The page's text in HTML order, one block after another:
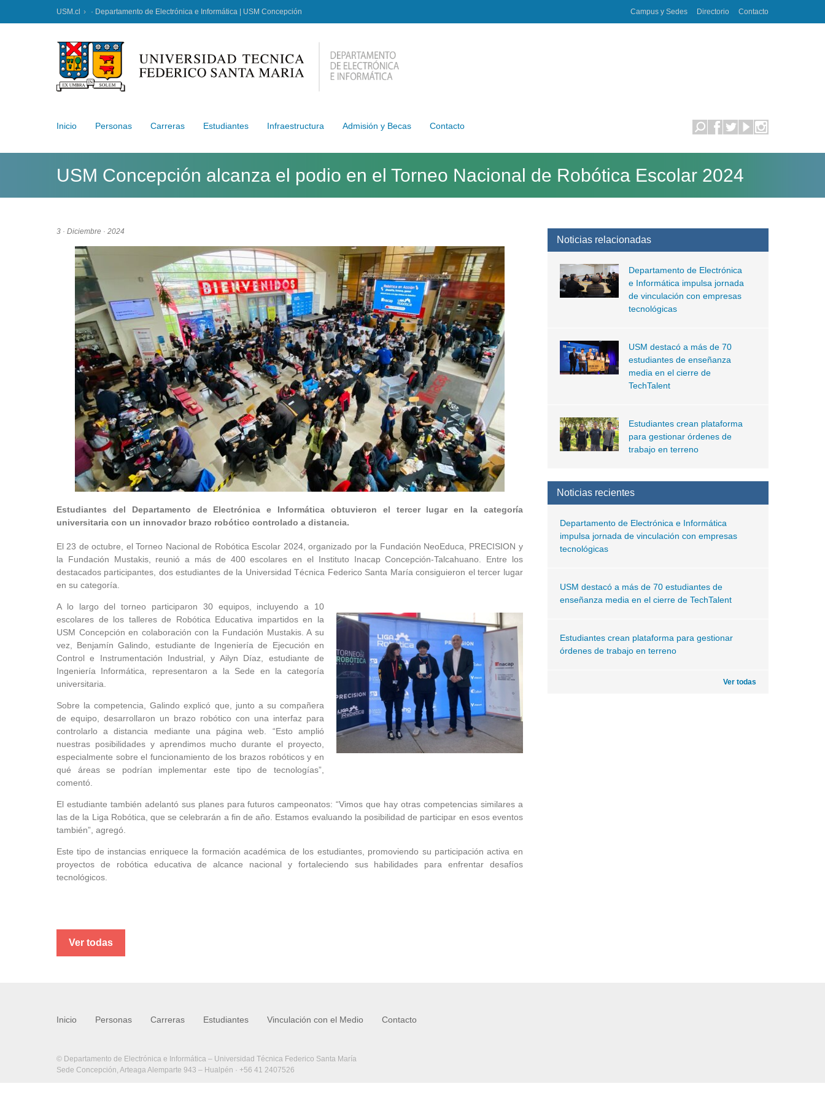
USM.cl · Departamento de Electrónica e Informática | USM Concepción Campus y Sedes Directorio Contacto
Inicio Personas Carreras Estudiantes Infraestructura Admisión y Becas Contacto
USM Concepción alcanza el podio en el Torneo Nacional de Robótica Escolar 2024
3 · Diciembre · 2024
Estudiantes del Departamento de Electrónica e Informática obtuvieron el tercer lugar en la categoría
universitaria con un innovador brazo robótico controlado a distancia.
El 23 de octubre, el Torneo Nacional de Robótica Escolar 2024, organizado por la Fundación NeoEduca, PRECISION y
la Fundación Mustakis, reunió a más de 400 escolares en el Instituto Inacap Concepción-Talcahuano. Entre los
destacados participantes, dos estudiantes de la Universidad Técnica Federico Santa María consiguieron el tercer lugar
en su categoría.
A lo largo del torneo participaron 30 equipos, incluyendo a 10
escolares de los talleres de Robótica Educativa impartidos en la
USM Concepción en colaboración con la Fundación Mustakis. A su
vez, Benjamín Galindo, estudiante de Ingeniería de Ejecución en
Control e Instrumentación Industrial, y Ailyn Díaz, estudiante de
Ingeniería Informática, representaron a la Sede en la categoría
universitaria.
Sobre la competencia, Galindo explicó que, junto a su compañera
de equipo, desarrollaron un brazo robótico con una interfaz para
controlarlo a distancia mediante una página web. “Esto amplió
nuestras posibilidades y aprendimos mucho durante el proyecto,
especialmente sobre el funcionamiento de los brazos robóticos y en
qué áreas se podrían implementar este tipo de tecnologías”,
comentó.
El estudiante también adelantó sus planes para futuros campeonatos: “Vimos que hay otras competencias similares a
las de la Liga Robótica, que se celebrarán a fin de año. Estamos evaluando la posibilidad de participar en esos eventos
también”, agregó.
Este tipo de instancias enriquece la formación académica de los estudiantes, promoviendo su participación activa en
proyectos de robótica educativa de alcance nacional y fortaleciendo sus habilidades para enfrentar desafíos
tecnológicos.
Noticias relacionadas
Departamento de Electrónica
e Informática impulsa jornada
de vinculación con empresas
tecnológicas
USM destacó a más de 70
estudiantes de enseñanza
media en el cierre de
TechTalent
Estudiantes crean plataforma
para gestionar órdenes de
trabajo en terreno
Noticias recientes
Departamento de Electrónica e Informática
impulsa jornada de vinculación con empresas
tecnológicas
USM destacó a más de 70 estudiantes de
enseñanza media en el cierre de TechTalent
Estudiantes crean plataforma para gestionar
órdenes de trabajo en terreno
Ver todas
Ver todas
Inicio Personas Carreras Estudiantes Vinculación con el Medio Contacto
© Departamento de Electrónica e Informática – Universidad Técnica Federico Santa María
Sede Concepción, Arteaga Alemparte 943 – Hualpén · +56 41 2407526